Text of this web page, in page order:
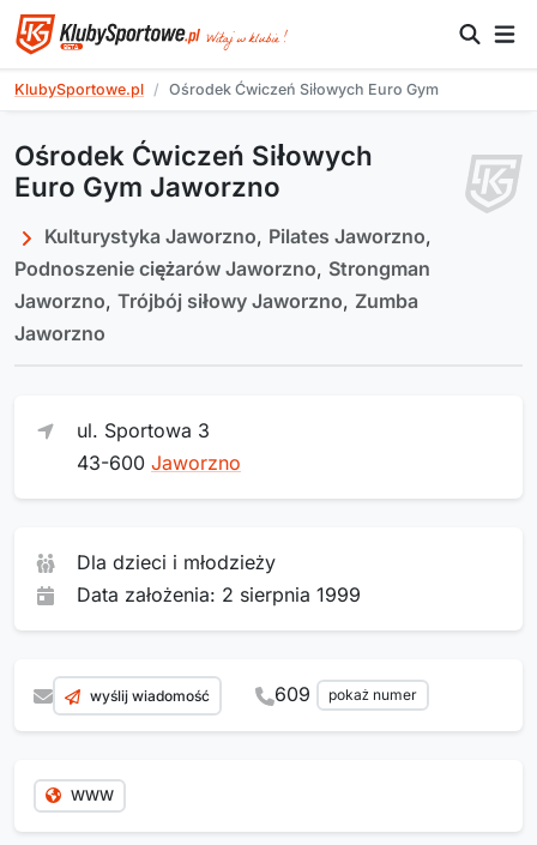
KlubySportowe.pl Ośrodek Ćwiczeń Siłowych Euro Gym
Ośrodek Ćwiczeń Siłowych
Euro Gym Jaworzno
Kulturystyka Jaworzno, Pilates Jaworzno,
Podnoszenie ciężarów Jaworzno, Strongman
Jaworzno, Trójbój siłowy Jaworzno, Zumba
Jaworzno
ul. Sportowa 3
43-600 Jaworzno
Dla dzieci i młodzieży
Data założenia: 2 sierpnia 1999
wyślij wiadomość 609 pokaż numer
WWW